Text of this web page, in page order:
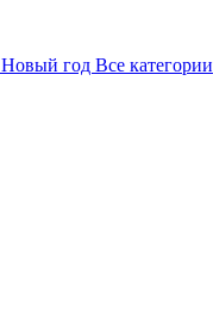
Новый год Все категории